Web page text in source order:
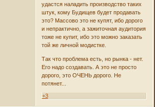
удастся наладить производство таких
штук, кому Будищев будет продавать
это? Массово это не купят, ибо дорого
и непрактично, а зажиточная аудитория
тоже не купит, ибо это можно заказать
той же личной модистке.
Так что проблема есть, но рынка - нет.
Его надо создавать. А это не просто
дорого, это ОЧЕНЬ дорого. Не
потянет...
+3